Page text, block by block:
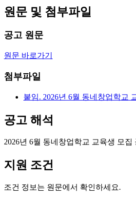
원문 및 첨부파일
공고 원문
원문 바로가기
첨부파일
붙임. 2026년 6월 동네창업학교
공고 해석
2026년 6월 동네창업학교 교육생 모집
지원 조건
조건 정보는 원문에서 확인하세요.